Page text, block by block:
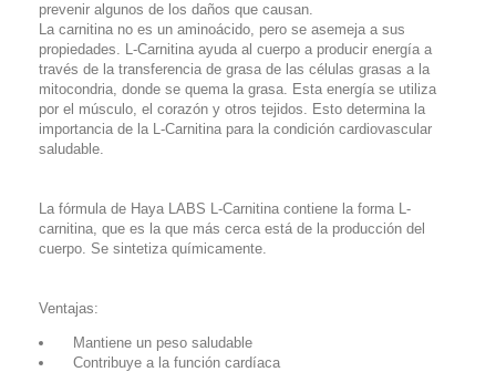
prevenir algunos de los daños que causan.
La carnitina no es un aminoácido, pero se asemeja a sus
propiedades. L-Carnitina ayuda al cuerpo a producir energía a
través de la transferencia de grasa de las células grasas a la
mitocondria, donde se quema la grasa. Esta energía se utiliza
por el músculo, el corazón y otros tejidos. Esto determina la
importancia de la L-Carnitina para la condición cardiovascular
saludable.
La fórmula de Haya LABS L-Carnitina contiene la forma L-
carnitina, que es la que más cerca está de la producción del
cuerpo. Se sintetiza químicamente.
Ventajas:
Mantiene un peso saludable
Contribuye a la función cardíaca